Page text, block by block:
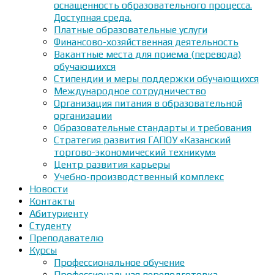
оснащенность образовательного процесса.
Доступная среда.
Платные образовательные услуги
Финансово-хозяйственная деятельность
Вакантные места для приема (перевода)
обучающихся
Стипендии и меры поддержки обучающихся
Международное сотрудничество
Организация питания в образовательной
организации
Образовательные стандарты и требования
Стратегия развития ГАПОУ «Казанский
торгово-экономический техникум»
Центр развития карьеры
Учебно-производственный комплекс
Новости
Контакты
Абитуриенту
Студенту
Преподавателю
Курсы
Профессиональное обучение